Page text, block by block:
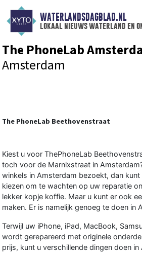
WATERLANDSDAGBLAD.NL
lokaal nieuws waterland en
The PhoneLab
Amsterdam
The PhoneLab Beethovenstraat
Kiest u voor ThePhoneLab
toch voor de Marnixstraat in
winkels in Amsterdam bezoekt, dan kunt
kiezen om te wachten op uw reparatie
lekker kopje koffie. Maar u kunt er ook
maken. Er is namelijk genoeg te doen in
Terwijl uw iPhone, iPad, MacBook,
wordt gerepareerd met originele
prijs, kunt u verschillende dingen doen in